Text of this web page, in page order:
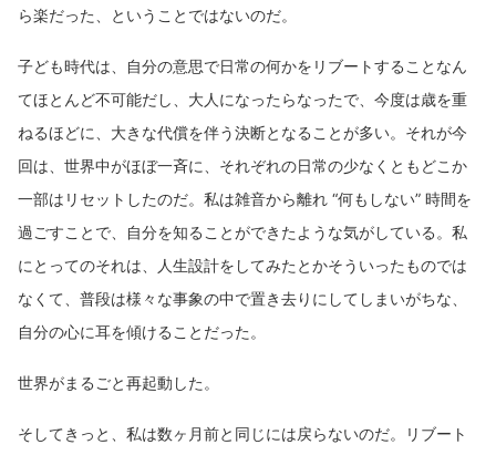
ら楽だった、ということではないのだ。
子ども時代は、自分の意思で日常の何かをリブートすることなん
てほとんど不可能だし、大人になったらなったで、今度は歳を重
ねるほどに、大きな代償を伴う決断となることが多い。それが今
回は、世界中がほぼ一斉に、それぞれの日常の少なくともどこか
一部はリセットしたのだ。私は雑音から離れ “何もしない” 時間を
過ごすことで、自分を知ることができたような気がしている。私
にとってのそれは、人生設計をしてみたとかそういったものでは
なくて、普段は様々な事象の中で置き去りにしてしまいがちな、
自分の心に耳を傾けることだった。
世界がまるごと再起動した。
そしてきっと、私は数ヶ月前と同じには戻らないのだ。リブート